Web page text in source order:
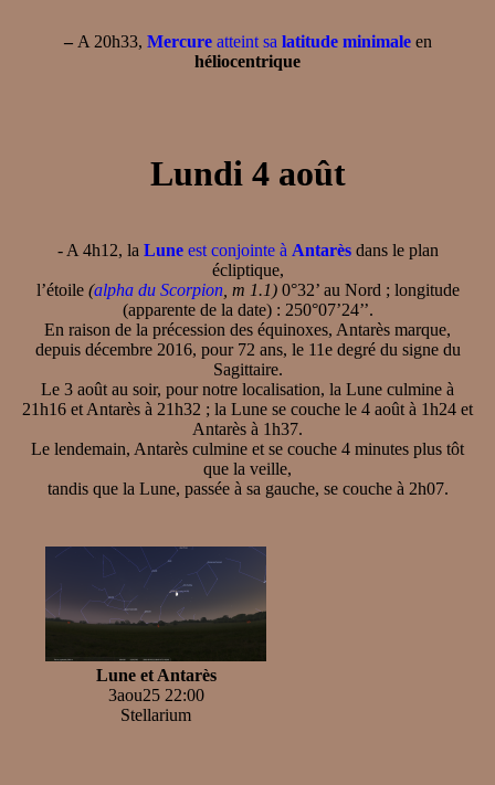
–A 20h33, Mercureatteint sa latitude minimaleen
héliocentrique
Lundi 4 août
- A 4h12, la Luneest conjointe à Antarèsdans le plan
écliptique,
l’étoile (alpha du Scorpion, m 1.1)0°32’ au Nord ; longitude
(apparente de la date) : 250°07’24’’.
En raison de la précession des équinoxes, Antarès marque,
depuis décembre 2016, pour 72 ans, le 11e degré du signe du
Sagittaire.
Le 3 août au soir, pour notre localisation, la Lune culmine à
21h16 et Antarès à 21h32 ; la Lune se couche le 4 août à 1h24 et
Antarès à 1h37.
Le lendemain, Antarès culmine et se couche 4 minutes plus tôt
que la veille,
tandis que la Lune, passée à sa gauche, se couche à 2h07.
Lune et Antarès
3aou25 22:00
Stellarium